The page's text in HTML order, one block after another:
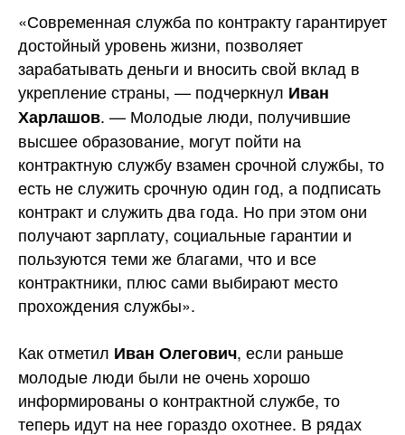
«Современная служба по контракту гарантирует
достойный уровень жизни, позволяет
зарабатывать деньги и вносить свой вклад в
укрепление страны, — подчеркнул Иван
Харлашов. — Молодые люди, получившие
высшее образование, могут пойти на
контрактную службу взамен срочной службы, то
есть не служить срочную один год, а подписать
контракт и служить два года. Но при этом они
получают зарплату, социальные гарантии и
пользуются теми же благами, что и все
контрактники, плюс сами выбирают место
прохождения службы».
Как отметил Иван Олегович, если раньше
молодые люди были не очень хорошо
информированы о контрактной службе, то
теперь идут на нее гораздо охотнее. В рядах